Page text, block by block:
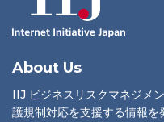
About Us
IIJ ビジネスリスクマネジメ
護規制対応を支援する情報を